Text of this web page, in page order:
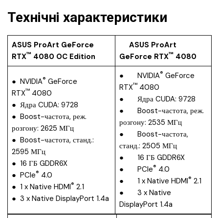
Технічні характеристики
ASUS ProArt GeForce
RTX™4080 OC Edition
ASUS ProArt
GeForce RTX™4080
● NVIDIA® GeForce
RTX™4080
● Ядра CUDA: 9728
● Boost-частота, реж.
розгону: 2625 МГц
● Boost-частота, станд.:
2595 МГц
● 16 ГБ GDDR6X
● PCIe® 4.0
● 1 x Native HDMI® 2.1
● 3 x Native DisplayPort 1.4a
● NVIDIA® GeForce
RTX™4080
● Ядра CUDA: 9728
● Boost-частота, реж.
розгону: 2535 МГц
● Boost-частота,
станд.: 2505 МГц
● 16 ГБ GDDR6X
● PCIe® 4.0
● 1 x Native HDMI® 2.1
● 3 x Native
DisplayPort 1.4a